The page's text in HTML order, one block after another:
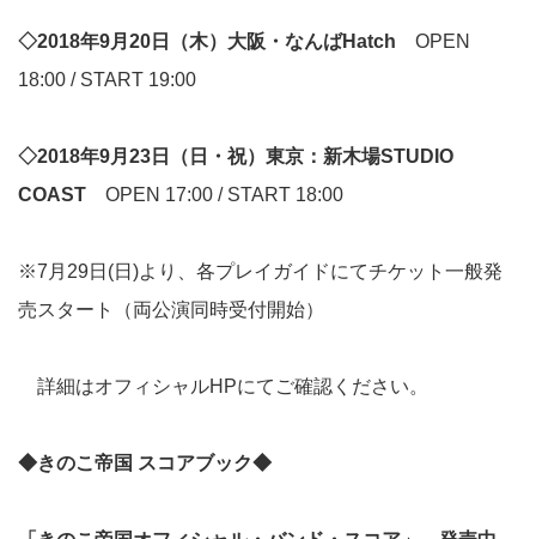
◇2018年9月20日（木）大阪・なんばHatch OPEN
18:00 / START 19:00
◇2018年9月23日（日・祝）東京：新木場STUDIO
COAST OPEN 17:00 / START 18:00
※7月29日(日)より、各プレイガイドにてチケット一般発
売スタート（両公演同時受付開始）
詳細はオフィシャルHPにてご確認ください。
◆きのこ帝国 スコアブック◆